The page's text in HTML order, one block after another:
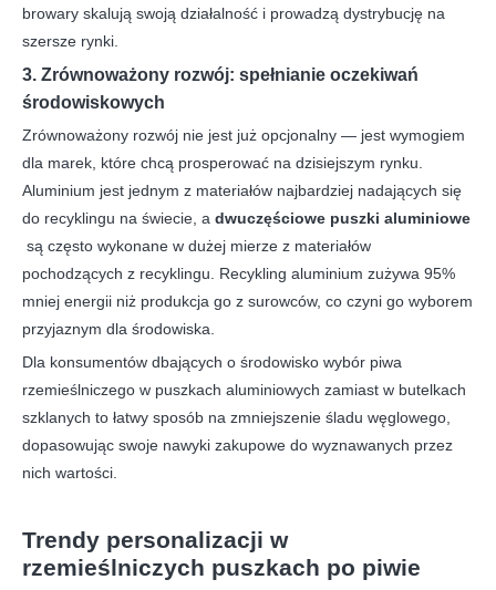
browary skalują swoją działalność i prowadzą dystrybucję na
szersze rynki.
3. Zrównoważony rozwój: spełnianie oczekiwań
środowiskowych
Zrównoważony rozwój nie jest już opcjonalny — jest wymogiem
dla marek, które chcą prosperować na dzisiejszym rynku.
Aluminium jest jednym z materiałów najbardziej nadających się
do recyklingu na świecie, a dwuczęściowe puszki aluminiowe
są często wykonane w dużej mierze z materiałów
pochodzących z recyklingu. Recykling aluminium zużywa 95%
mniej energii niż produkcja go z surowców, co czyni go wyborem
przyjaznym dla środowiska.
Dla konsumentów dbających o środowisko wybór piwa
rzemieślniczego w puszkach aluminiowych zamiast w butelkach
szklanych to łatwy sposób na zmniejszenie śladu węglowego,
dopasowując swoje nawyki zakupowe do wyznawanych przez
nich wartości.
Trendy personalizacji w
rzemieślniczych puszkach po piwie